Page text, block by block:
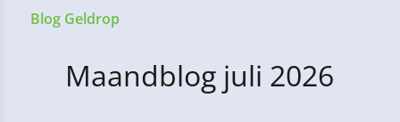
Blog Geldrop
Maandblog juli 2026